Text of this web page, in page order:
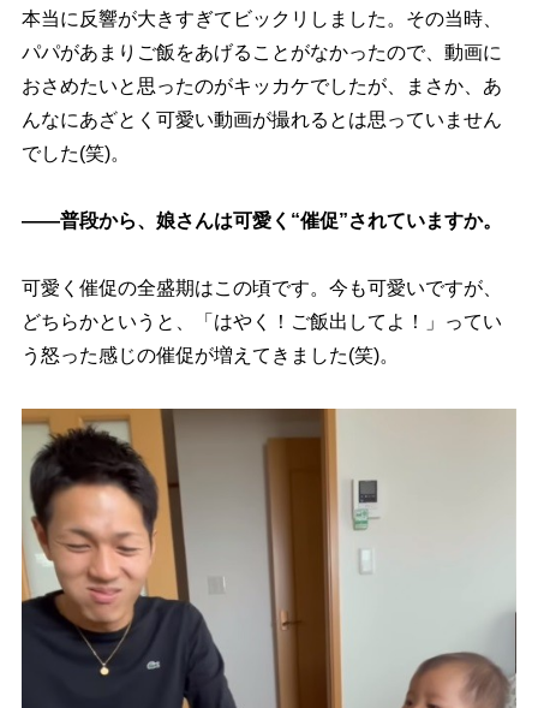
本当に反響が大きすぎてビックリしました。その当時、
パパがあまりご飯をあげることがなかったので、動画に
おさめたいと思ったのがキッカケでしたが、まさか、あ
んなにあざとく可愛い動画が撮れるとは思っていません
でした(笑)。
――普段から、娘さんは可愛く“催促”されていますか。
可愛く催促の全盛期はこの頃です。今も可愛いですが、
どちらかというと、「はやく！ご飯出してよ！」ってい
う怒った感じの催促が増えてきました(笑)。